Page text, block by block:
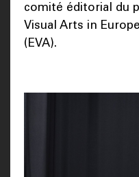
comité éditorial du
Visual Arts in
(EVA).